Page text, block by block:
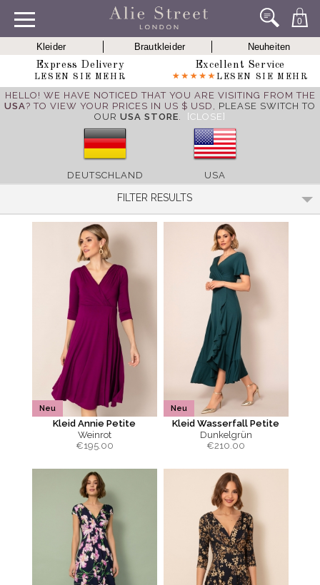
0
Kleider Brautkleider
Neuheiten
Express Delivery
LESEN SIE MEHR
Excellent Service
LESEN SIE MEHR
HELLO! WE HAVE NOTICED THAT YOU ARE VISITING FROM THE
USA? TO VIEW YOUR PRICES IN US $ USD, PLEASE SWITCH TO
OUR USA STORE. [CLOSE]
DEUTSCHLAND USA
FILTER RESULTS
Neu
Kleid Annie Petite
Weinrot
€195.00
Neu
Kleid Wasserfall Petite
Dunkelgrün
€210.00